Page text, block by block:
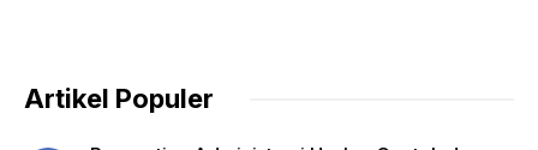
Artikel Populer